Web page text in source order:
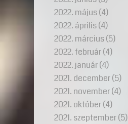
2022. május(4)
2022. április(4)
2022. március(5)
2022. február(4)
2022. január(4)
2021. december(5)
2021. november(4)
2021. október(4)
2021. szeptember(5)